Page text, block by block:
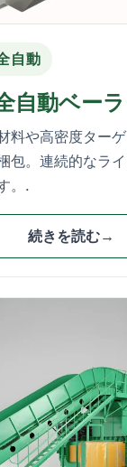
自動
自動ベー
料や高密度ター
包。連続的なラ
。.
続きを読む→